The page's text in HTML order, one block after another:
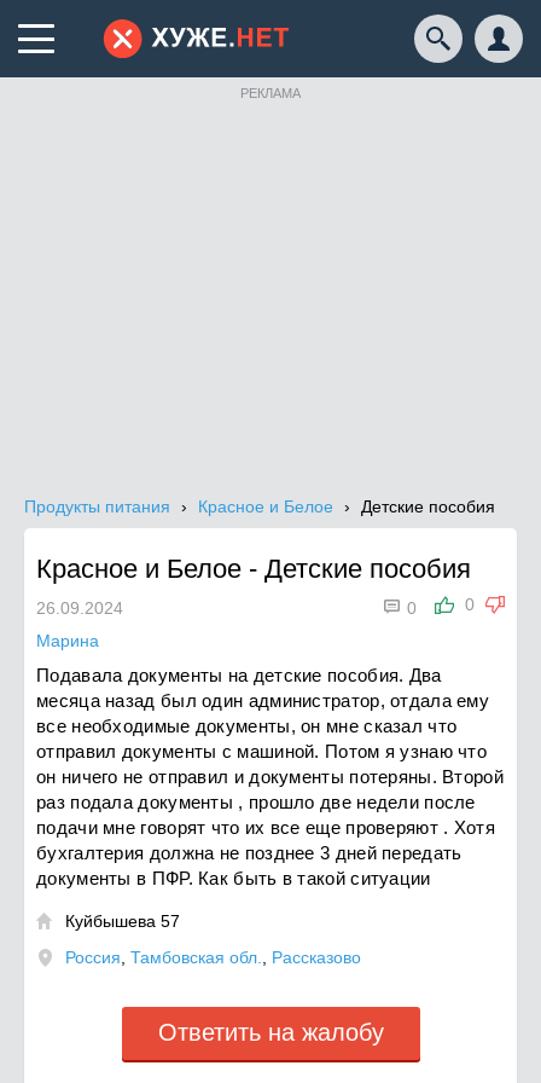
РЕКЛАМА
Продукты питания Красное и Белое Детские пособия
Красное и Белое - Детские пособия
0
 0
26.09.2024
Марина
Подавала документы на детские пособия. Два
месяца назад был один администратор, отдала ему
все необходимые документы, он мне сказал что
отправил документы с машиной. Потом я узнаю что
он ничего не отправил и документы потеряны. Второй
раз подала документы , прошло две недели после
подачи мне говорят что их все еще проверяют . Хотя
бухгалтерия должна не позднее 3 дней передать
документы в ПФР. Как быть в такой ситуации

Куйбышева 57
Россия Тамбовская обл. Рассказово
Ответить на жалобу